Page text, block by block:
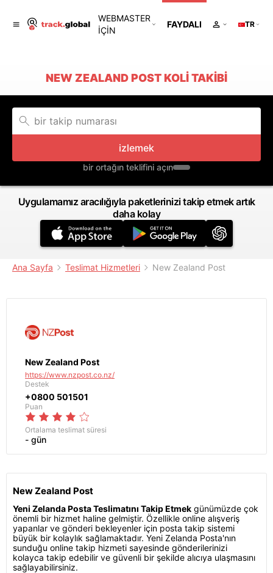
WEBMASTER
IÇIN
FAYDALI TR
NEW ZEALAND POST KOLI TAKIBI
izlemek
bir ortağın teklifini açın
Uygulamamız aracılığıyla paketlerinizi takip etmek artık
daha kolay
Ana Sayfa Teslimat Hizmetleri New Zealand Post
New Zealand Post
https://www.nzpost.co.nz/
Destek
+0800 501501
Puan
Ortalama teslimat süresi
- gün
New Zealand Post
Yeni Zelanda Posta Teslimatını Takip Etmek günümüzde çok
önemli bir hizmet haline gelmiştir. Özellikle online alışveriş
yapanlar ve gönderi bekleyenler için posta takip sistemi
büyük bir kolaylık sağlamaktadır. Yeni Zelanda Posta'nın
sunduğu online takip hizmeti sayesinde gönderilerinizi
kolayca takip edebilir ve güvenli bir şekilde alıcıya ulaşmasını
sağlayabilirsiniz.